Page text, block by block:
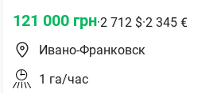
121 000 грн·2 712 $·2 345 €
Ивано-Франковск
1 га/час